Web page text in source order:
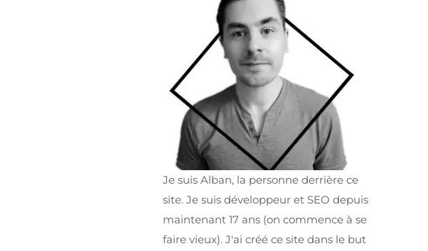
Je suis Alban, la personne derrière ce
site. Je suis développeur et SEO depuis
maintenant 17 ans (on commence à se
faire vieux). J'ai créé ce site dans le but